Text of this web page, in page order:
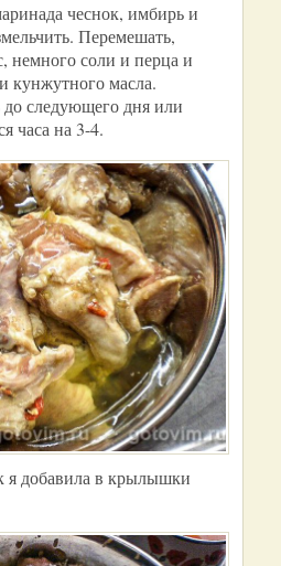
чеснок, имбирь и
Перемешать,
немного соли и перца и
кунжутного масла.
следующего дня или
часа на 3-4.
я добавила в крылышки